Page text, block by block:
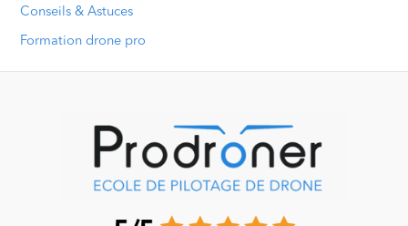
Conseils & Astuces
Formation drone pro